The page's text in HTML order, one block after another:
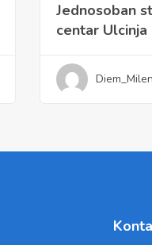
Jednosoban
centar Ulcinja